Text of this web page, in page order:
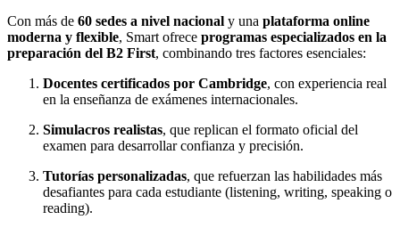
Con más de 60 sedes a nivel nacional y una plataforma online
moderna y flexible, Smart ofrece programas especializados en la
preparación del B2 First, combinando tres factores esenciales:
Docentes certificados por Cambridge, con experiencia real
en la enseñanza de exámenes internacionales.
Simulacros realistas, que replican el formato oficial del
examen para desarrollar confianza y precisión.
Tutorías personalizadas, que refuerzan las habilidades más
desafiantes para cada estudiante (listening, writing, speaking o
reading).